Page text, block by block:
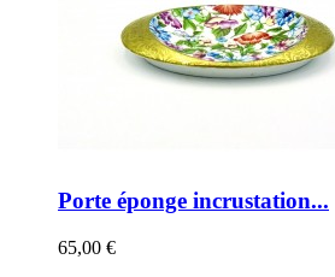
Porte éponge incrustation...
65,00 €